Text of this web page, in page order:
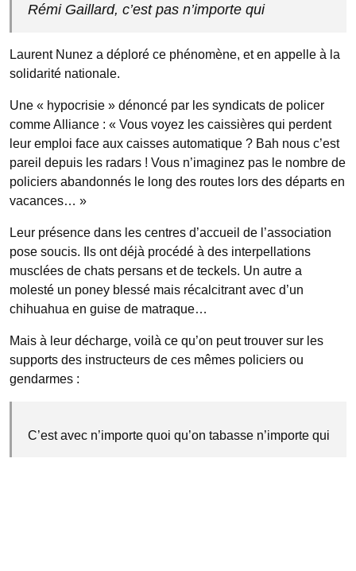
Rémi Gaillard, c’est pas n’importe qui
Laurent Nunez a déploré ce phénomène, et en appelle à la
solidarité nationale.
Une « hypocrisie » dénoncé par les syndicats de policer
comme Alliance : « Vous voyez les caissières qui perdent
leur emploi face aux caisses automatique ? Bah nous c’est
pareil depuis les radars ! Vous n’imaginez pas le nombre de
policiers abandonnés le long des routes lors des départs en
vacances… »
Leur présence dans les centres d’accueil de l’association
pose soucis. Ils ont déjà procédé à des interpellations
musclées de chats persans et de teckels. Un autre a
molesté un poney blessé mais récalcitrant avec d’un
chihuahua en guise de matraque…
Mais à leur décharge, voilà ce qu’on peut trouver sur les
supports des instructeurs de ces mêmes policiers ou
gendarmes :
C’est avec n’importe quoi qu’on tabasse n’importe qui